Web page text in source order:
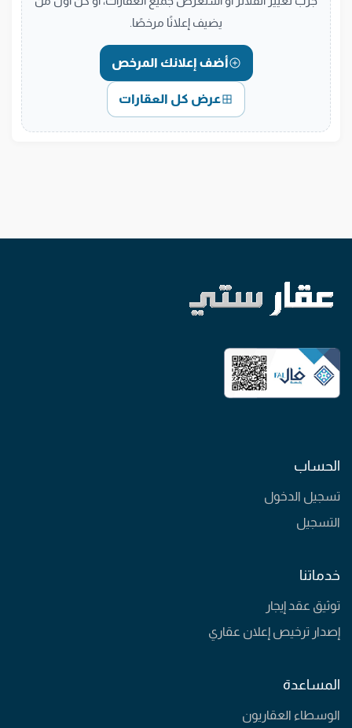
يضيف إعلانًا مرخصًا.
أضف إعلانك المرخص
عرض كل العقارات
الحساب
تسجيل الدخول
التسجيل
خدماتنا
توثيق عقد إيجار
إصدار ترخيص إعلان عقاري
المساعدة
الوسطاء العقاريون